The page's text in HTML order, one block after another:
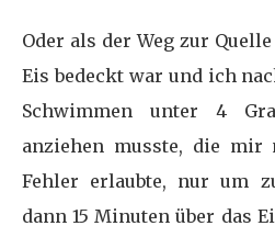
Oder als der Weg zur
Eis bedeckt war und ich
Schwimmen unter 4
anziehen musste, die mir
Fehler erlaubte, nur um
dann 15 Minuten über das